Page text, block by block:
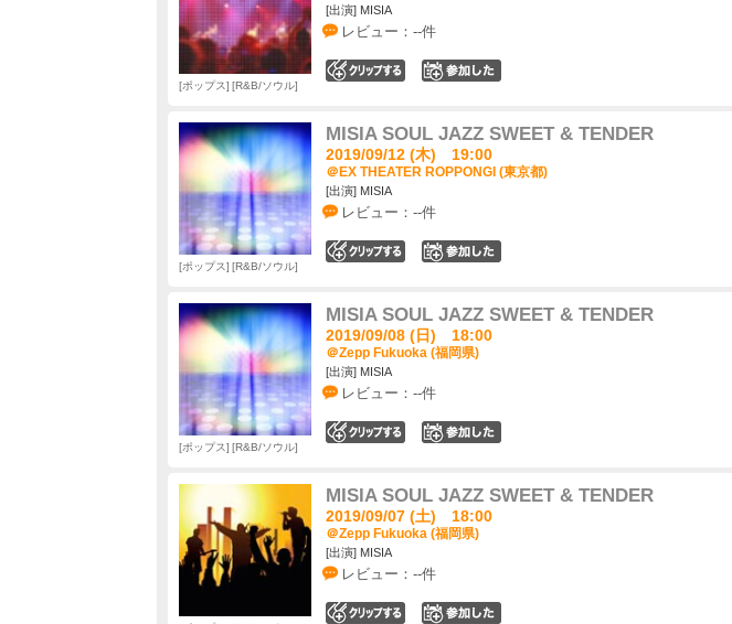
[出演] MISIA
レビュー：--件
ポップス R&B/ソウル
MISIA SOUL JAZZ SWEET & TENDER
2019/09/12 (木) 19:00
＠EX THEATER ROPPONGI (東京都)
[出演] MISIA
レビュー：--件
ポップス R&B/ソウル
MISIA SOUL JAZZ SWEET & TENDER
2019/09/08 (日) 18:00
＠Zepp Fukuoka (福岡県)
[出演] MISIA
レビュー：--件
ポップス R&B/ソウル
MISIA SOUL JAZZ SWEET & TENDER
2019/09/07 (土) 18:00
＠Zepp Fukuoka (福岡県)
[出演] MISIA
レビュー：--件